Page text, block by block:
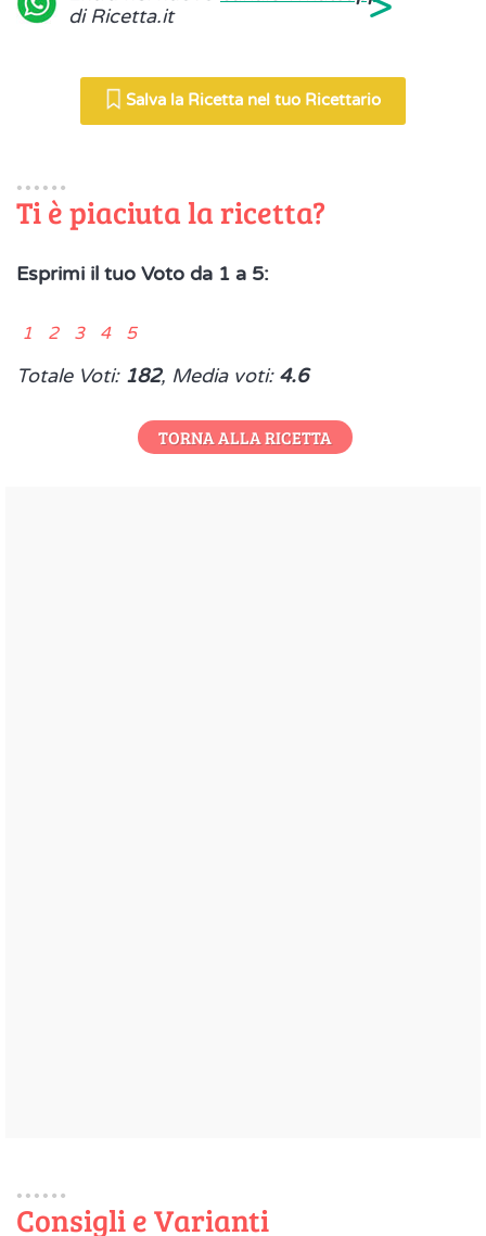
di Ricetta.it
Salva la Ricetta nel tuo Ricettario
Ti è piaciuta la ricetta?
Esprimi il tuo Voto da 1 a 5:
1 2 3 4 5
Totale Voti: 182, Media voti: 4.6
TORNA ALLA RICETTA
Consigli e Varianti